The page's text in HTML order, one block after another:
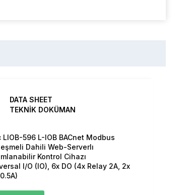
DATA SHEET
TEKNİK DOKÜMAN
LIOB-596 L-IOB BACnet Modbus
Dahili Web-Serverlı
Kontrol Cihazı
I/O (IO), 6x DO (4x Relay 2A, 2x